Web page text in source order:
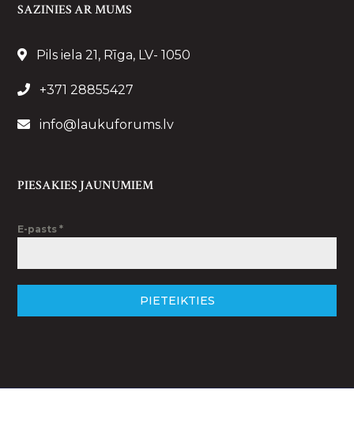
SAZINIES AR MUMS
Pils iela 21, Rīga, LV- 1050
+371 28855427
info@laukuforums.lv
PIESAKIES JAUNUMIEM
E-pasts*
PIETEIKTIES